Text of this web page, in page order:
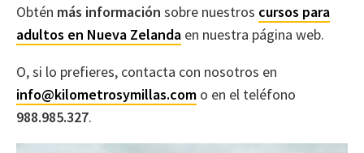
Obtén más información sobre nuestros cursos para
adultos en Nueva Zelanda en nuestra página web.
O, si lo prefieres, contacta con nosotros en
info@kilometrosymillas.com o en el teléfono
988.985.327.